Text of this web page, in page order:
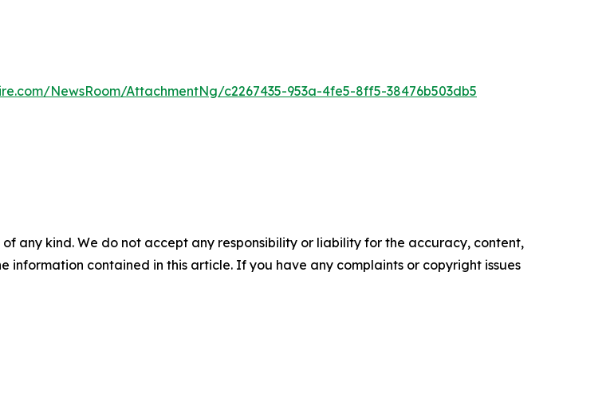
NewsRoom/AttachmentNg/c2267435-953a-4fe5-8ff5-38476b503db5
any kind. We do not accept any responsibility or liability for the accuracy, content,
information contained in this article. If you have any complaints or copyright issues